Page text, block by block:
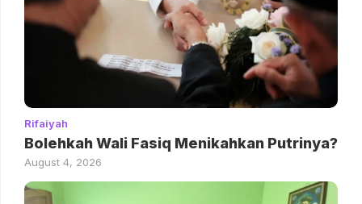
Rifaiyah
Bolehkah Wali Fasiq Menikahkan Putrinya?
August 4, 2026